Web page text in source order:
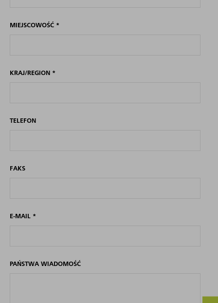
MIEJSCOWOŚĆ *
KRAJ/REGION *
TELEFON
FAKS
E-MAIL *
PAŃSTWA WIADOMOŚĆ